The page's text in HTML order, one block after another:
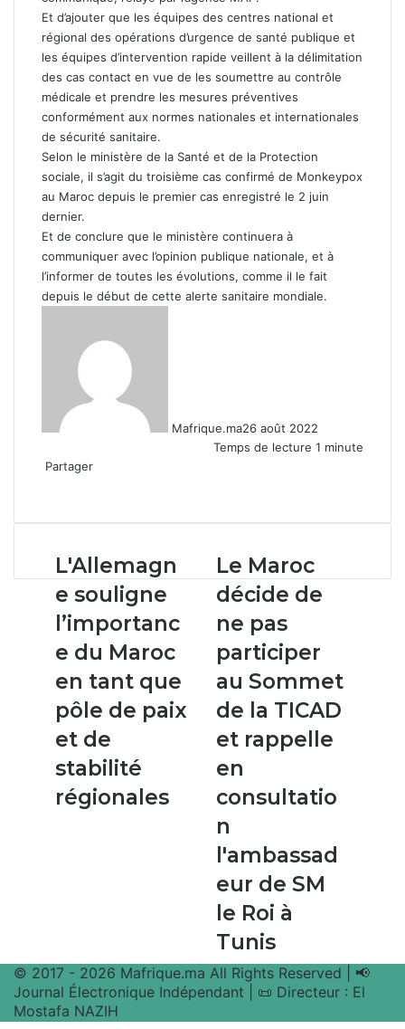
Et d’ajouter que les équipes des centres national et
régional des opérations d’urgence de santé publique et
les équipes d’intervention rapide veillent à la délimitation
des cas contact en vue de les soumettre au contrôle
médicale et prendre les mesures préventives
conformément aux normes nationales et internationales
de sécurité sanitaire.
Selon le ministère de la Santé et de la Protection
sociale, il s’agit du troisième cas confirmé de Monkeypox
au Maroc depuis le premier cas enregistré le 2 juin
dernier.
Et de conclure que le ministère continuera à
communiquer avec l’opinion publique nationale, et à
l’informer de toutes les évolutions, comme il le fait
depuis le début de cette alerte sanitaire mondiale.
Mafrique.ma26 août 2022
Temps de lecture 1 minute
Partager
email
L'Allemagne
souligne
l’importance
du
Maroc
en
que
pôle
paix
et
stabilité
L'Allemagn
e souligne
l’importanc
e du Maroc
en tant que
pôle de paix
et de
stabilité
régionales
Le
Maroc
décide
de
ne
pas
participer
au
Sommet
la
TICAD
rappelle
en
consultation
l'ambassadeur
de
SM
le
Roi
Tunis
Le Maroc
décide de
ne pas
participer
au Sommet
de la TICAD
et rappelle
en
consultatio
n
l'ambassad
eur de SM
le Roi à
Tunis
© 2017 - 2026 Mafrique.ma All Rights Reserved | 📢
Journal Électronique Indépendant | 📜 Directeur : El
Mostafa NAZIH